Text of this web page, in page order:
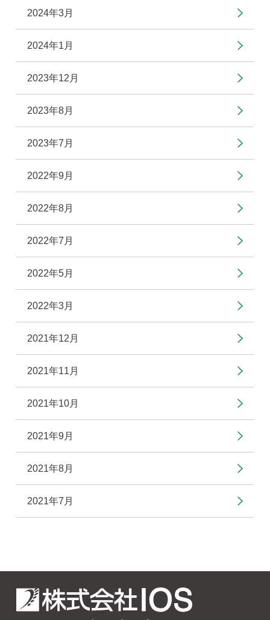
2024年3月
2024年1月
2023年12月
2023年8月
2023年7月
2022年9月
2022年8月
2022年7月
2022年5月
2022年3月
2021年12月
2021年11月
2021年10月
2021年9月
2021年8月
2021年7月